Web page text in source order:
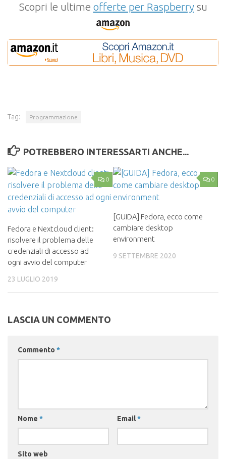
Scopri le ultime offerte per Raspberrysu
Tag: Programmazione
POTREBBERO INTERESSARTI ANCHE...
0
Fedora e Nextcloud client:
risolvere il problema delle
credenziali di accesso ad
ogni avvio del computer
23 LUGLIO 2019
0
[GUIDA] Fedora, ecco come
cambiare desktop
environment
9 SETTEMBRE 2020
LASCIA UN COMMENTO
Commento *
Nome * Email*
Sito web